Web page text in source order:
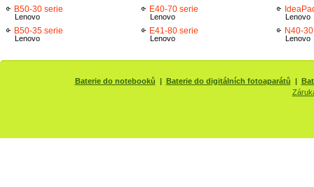
B50-30 serie
Lenovo
B50-35 serie
Lenovo
E40-70 serie
Lenovo
E41-80 serie
Lenovo
Lenovo
N40-
Lenovo
Baterie do notebooků | Baterie do digitálních fotoaparátů |